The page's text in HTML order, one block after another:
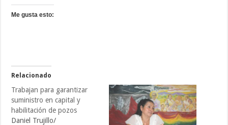
Me gusta esto:
Relacionado
Trabajan para garantizar
suministro en capital y
habilitación de pozos
Daniel Trujillo/